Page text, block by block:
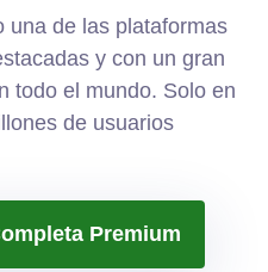
una de las plataformas
y con un gran
todo el mundo. Solo en
de usuarios
Premium